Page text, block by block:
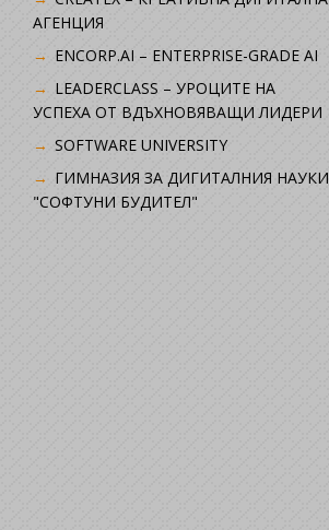
АГЕНЦИЯ
ENCORP.AI – ENTERPRISE-GRADE AI
LEADERCLASS – УРОЦИТЕ НА
УСПЕХА ОТ ВДЪХНОВЯВАЩИ ЛИДЕРИ
SOFTWARE UNIVERSITY
ГИМНАЗИЯ ЗА ДИГИТАЛНИЯ НАУКИ
"СОФТУНИ БУДИТЕЛ"